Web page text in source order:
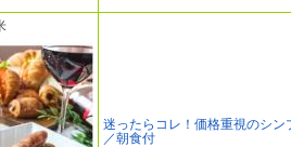
迷ったらコレ！価格重視のシン
／朝食付